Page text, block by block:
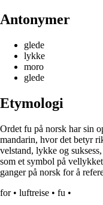
Antonymer
glede
lykke
moro
glede
Etymologi
Ordet fu på norsk har sin
mandarin, hvor det betyr
velstand, lykke og
som et symbol på
ganger på norsk for å
for• luftreise • fu •